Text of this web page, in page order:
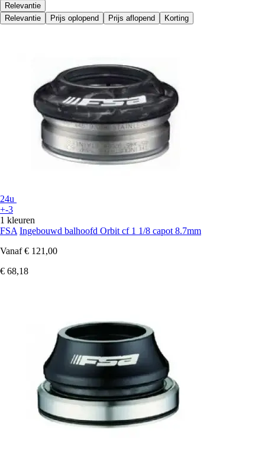
Relevantie
Relevantie
Prijs oplopend Prijs aflopend Korting
24u
+-3
1 kleuren
FSA Ingebouwd balhoofd Orbit cf 1 1/8 capot 8.7mm
Vanaf € 121,00
€ 68,18